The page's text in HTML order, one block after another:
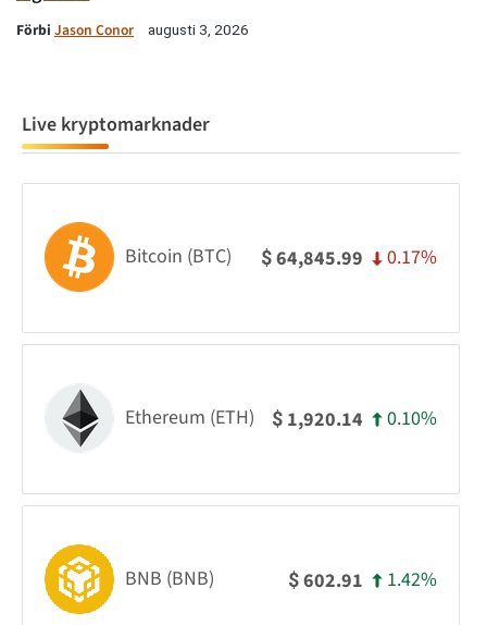
Förbi Jason Conor augusti 3, 2026
Live kryptomarknader
Bitcoin (BTC) $64,845.99 0.17%
Ethereum (ETH) $ 1,920.14 0.10%
BNB (BNB) $602.91 1.42%